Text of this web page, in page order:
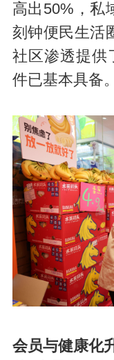
高出50%，私
刻钟便民生活
社区渗透提供
件已基本具备。
会员与健康化